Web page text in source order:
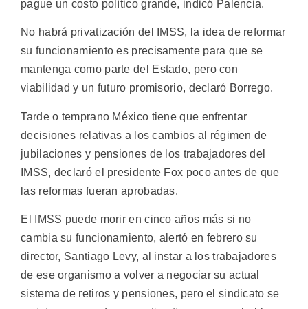
pague un costo político grande, indicó Palencia.
No habrá privatización del IMSS, la idea de reformar
su funcionamiento es precisamente para que se
mantenga como parte del Estado, pero con
viabilidad y un futuro promisorio, declaró Borrego.
Tarde o temprano México tiene que enfrentar
decisiones relativas a los cambios al régimen de
jubilaciones y pensiones de los trabajadores del
IMSS, declaró el presidente Fox poco antes de que
las reformas fueran aprobadas.
El IMSS puede morir en cinco años más si no
cambia su funcionamiento, alertó en febrero su
director, Santiago Levy, al instar a los trabajadores
de ese organismo a volver a negociar su actual
sistema de retiros y pensiones, pero el sindicato se